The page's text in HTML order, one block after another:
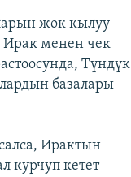
жок кылуу
Ирак менен чек
Түндүк
базалары
Ирактын
курчуп кетет